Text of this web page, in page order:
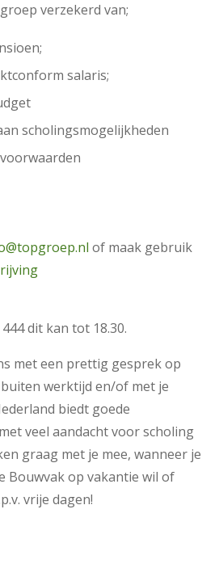
verzekerd van;
salaris;
scholingsmogelijkheden
of maak gebruik
dit kan tot 18.30.
met een prettig gesprek op
werktijd en/of met je
biedt goede
veel aandacht voor scholing
graag met je mee, wanneer je
Bouwvak op vakantie wil of
vrije dagen!